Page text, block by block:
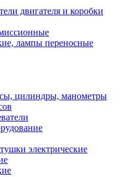
двигателя и коробки
лампы переносные
цилиндры, манометры
электрические